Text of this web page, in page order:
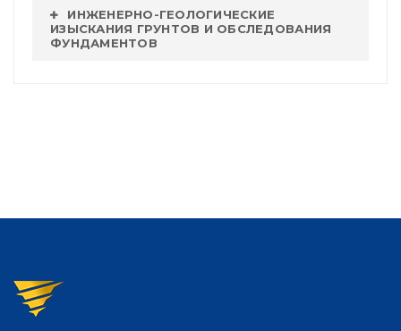
ИНЖЕНЕРНО-ГЕОЛОГИЧЕСКИЕ
ИЗЫСКАНИЯ ГРУНТОВ И ОБСЛЕДОВАНИЯ
ФУНДАМЕНТОВ